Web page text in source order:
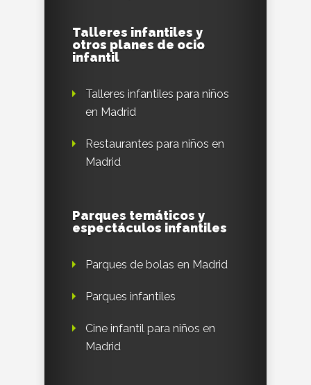
Talleres infantiles y
otros planes de ocio
infantil
Talleres infantiles para niños
en Madrid
Restaurantes para niños en
Madrid
Parques temáticos y
espectáculos infantiles
Parques de bolas en Madrid
Parques infantiles
Cine infantil para niños en
Madrid